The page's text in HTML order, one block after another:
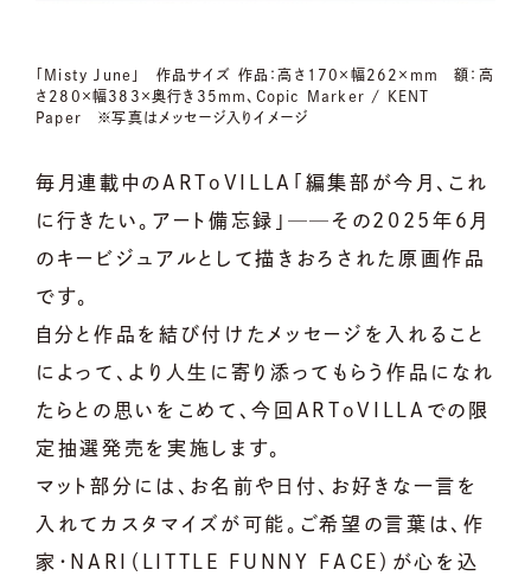
「Misty June」 作品サイズ 作品：高さ170×幅262×mm 額：高
さ280×幅383×奥行き35mm、Copic Marker / KENT
Paper ※写真はメッセージ入りイメージ
毎月連載中のARToVILLA「編集部が今月、これ
に行きたい。アート備忘録」──その2025年６月
のキービジュアルとして描きおろされた原画作品
です。
自分と作品を結び付けたメッセージを入れること
によって、より人生に寄り添ってもらう作品になれ
たらとの思いをこめて、今回ARToVILLAでの限
定抽選発売を実施します。
マット部分には、お名前や日付、お好きな一言を
入れてカスタマイズが可能。ご希望の言葉は、作
家・NARI（LITTLE FUNNY FACE）が心を込